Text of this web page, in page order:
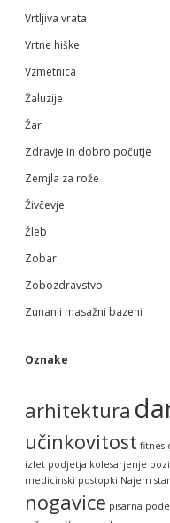
Vrtljiva vrata
Vrtne hiške
Vzmetnica
Žaluzije
Žar
Zdravje in dobro počutje
Zemjla za rože
Živčevje
Žleb
Zobar
Zobozdravstvo
Zunanji masažni bazeni
Oznake
arhitektura
učinkovitost fitnes
izlet podjetja kolesarjenje
medicinski postopki Najem
nogavice pisarna